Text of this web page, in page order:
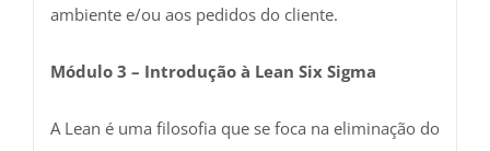
ambiente e/ou aos pedidos do cliente.
Módulo 3 – Introdução à Lean Six Sigma
A Lean é uma filosofia que se foca na eliminação do